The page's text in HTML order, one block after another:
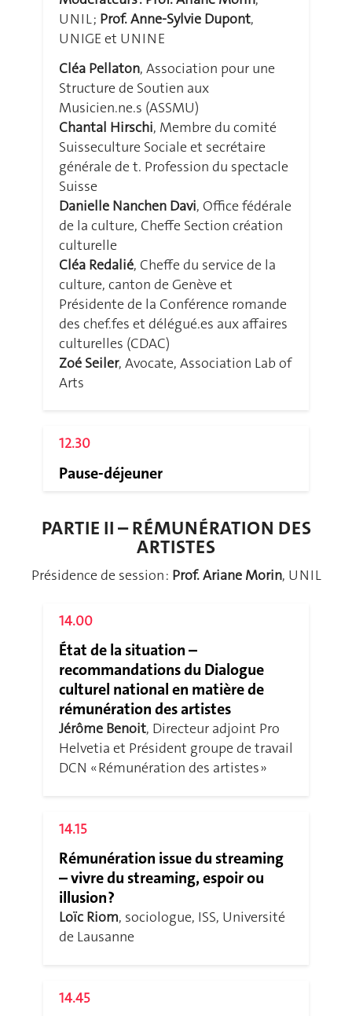
UNIL ; Prof. Anne-Sylvie Dupont,
UNIGE et UNINE
Cléa Pellaton, Association pour une
Structure de Soutien aux
Musicien.ne.s (ASSMU)
Chantal Hirschi, Membre du comité
Suisseculture Sociale et secrétaire
générale de t. Profession du spectacle
Suisse
Danielle Nanchen Davi, Office fédérale
de la culture, Cheffe Section création
culturelle
Cléa Redalié, Cheffe du service de la
culture, canton de Genève et
Présidente de la Conférence romande
des chef.fes et délégué.es aux affaires
culturelles (CDAC)
Zoé Seiler, Avocate, Association Lab of
Arts
12.30
Pause-déjeuner
PARTIE II – RÉMUNÉRATION DES
ARTISTES
Présidence de session : Prof. Ariane Morin, UNIL
14.00
État de la situation –
recommandations du Dialogue
culturel national en matière de
rémunération des artistes
Jérôme Benoit, Directeur adjoint Pro
Helvetia et Président groupe de travail
DCN « Rémunération des artistes »
14.15
Rémunération issue du streaming
– vivre du streaming, espoir ou
illusion ?
Loïc Riom, sociologue, ISS, Université
de Lausanne
14.45